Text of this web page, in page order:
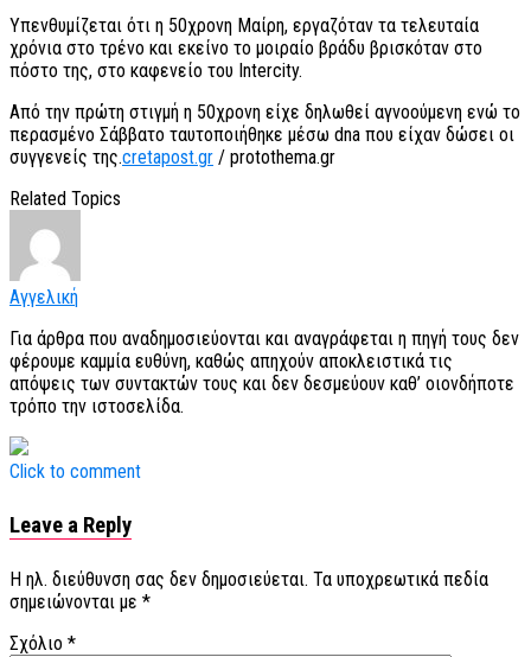
Υπενθυμίζεται ότι η 50χρονη Μαίρη, εργαζόταν τα τελευταία
χρόνια στο τρένο και εκείνο το μοιραίο βράδυ βρισκόταν στο
πόστο της, στο καφενείο του Intercity.
Από την πρώτη στιγμή η 50χρονη είχε δηλωθεί αγνοούμενη ενώ το
περασμένο Σάββατο ταυτοποιήθηκε μέσω dna που είχαν δώσει οι
συγγενείς της.cretapost.gr / protothema.gr
Related Topics
Αγγελική
Για άρθρα που αναδημοσιεύονται και αναγράφεται η πηγή τους δεν
φέρουμε καμμία ευθύνη, καθώς απηχούν αποκλειστικά τις
απόψεις των συντακτών τους και δεν δεσμεύουν καθ’ οιονδήποτε
τρόπο την ιστοσελίδα.
Click to comment
Leave a Reply
Η ηλ. διεύθυνση σας δεν δημοσιεύεται. Τα υποχρεωτικά πεδία
σημειώνονται με *
Σχόλιο *